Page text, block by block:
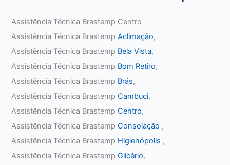
Assistência Técnica Brastemp Centro
Assistência Técnica BrastempAclimação,
Assistência Técnica Brastemp Bela Vista,
Assistência Técnica Brastemp Bom Retiro,
Assistência Técnica Brastemp Brás,
Assistência Técnica BrastempCambuci,
Assistência Técnica BrastempCentro,
Assistência Técnica BrastempConsolação ,
Assistência Técnica Brastemp Higienópolis ,
Assistência Técnica BrastempGlicério,